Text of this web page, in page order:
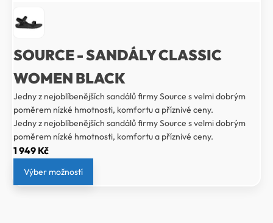
SOURCE - SANDÁLY CLASSIC
WOMEN BLACK
Jedny z nejoblíbenějších sandálů firmy Source s velmi dobrým
poměrem nízké hmotnosti, komfortu a příznivé ceny.
Jedny z nejoblíbenějších sandálů firmy Source s velmi dobrým
poměrem nízké hmotnosti, komfortu a příznivé ceny.
1 949 Kč
Výber možností